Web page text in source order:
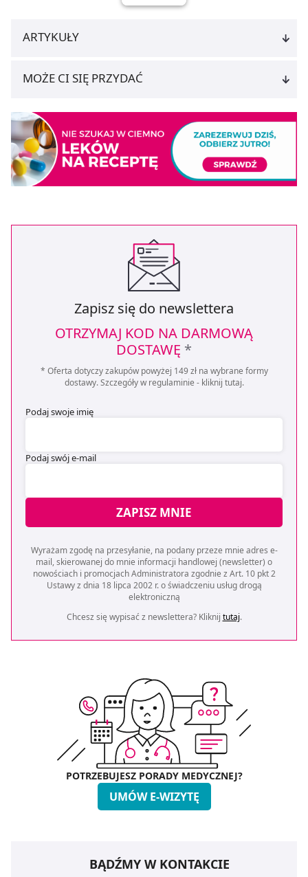
ARTYKUŁY
MOŻE CI SIĘ PRZYDAĆ
Zapisz się do newslettera
OTRZYMAJ KOD NA DARMOWĄ
DOSTAWĘ *
* Oferta dotyczy zakupów powyżej 149 zł na wybrane formy
dostawy. Szczegóły w regulaminie - kliknij tutaj.
Podaj swoje imię
Podaj swój e-mail
ZAPISZ MNIE
Wyrażam zgodę na przesyłanie, na podany przeze mnie adres e-
mail, skierowanej do mnie informacji handlowej (newsletter) o
nowościach i promocjach Administratora zgodnie z Art. 10 pkt 2
Ustawy z dnia 18 lipca 2002 r. o świadczeniu usług drogą
elektroniczną
Chcesz się wypisać z newslettera? Kliknij tutaj.
POTRZEBUJESZ PORADY MEDYCZNEJ?
UMÓW E-WIZYTĘ
BĄDŹMY W KONTAKCIE